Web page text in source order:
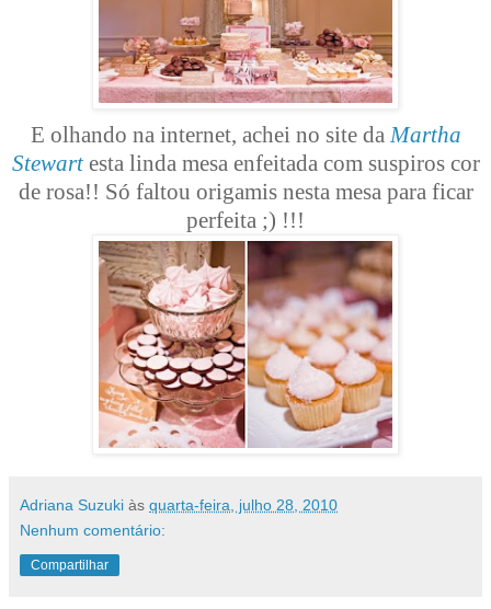
E olhando na internet, achei no site da Martha
Stewart esta linda mesa enfeitada com suspiros cor
de rosa!! Só faltou origamis nesta mesa para ficar
perfeita ;) !!!
Adriana Suzuki às quarta-feira, julho 28, 2010
Nenhum comentário:
Compartilhar